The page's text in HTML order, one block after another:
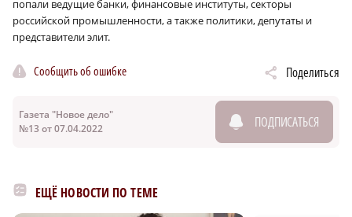
попали ведущие банки, финансовые институты, секторы
российской промышленности, а также политики, депутаты и
представители элит.
Сообщить об ошибке Поделиться
Газета "Новое дело"
№13 от 07.04.2022
ПОДПИСАТЬСЯ
ЕЩЁ НОВОСТИ ПО ТЕМЕ